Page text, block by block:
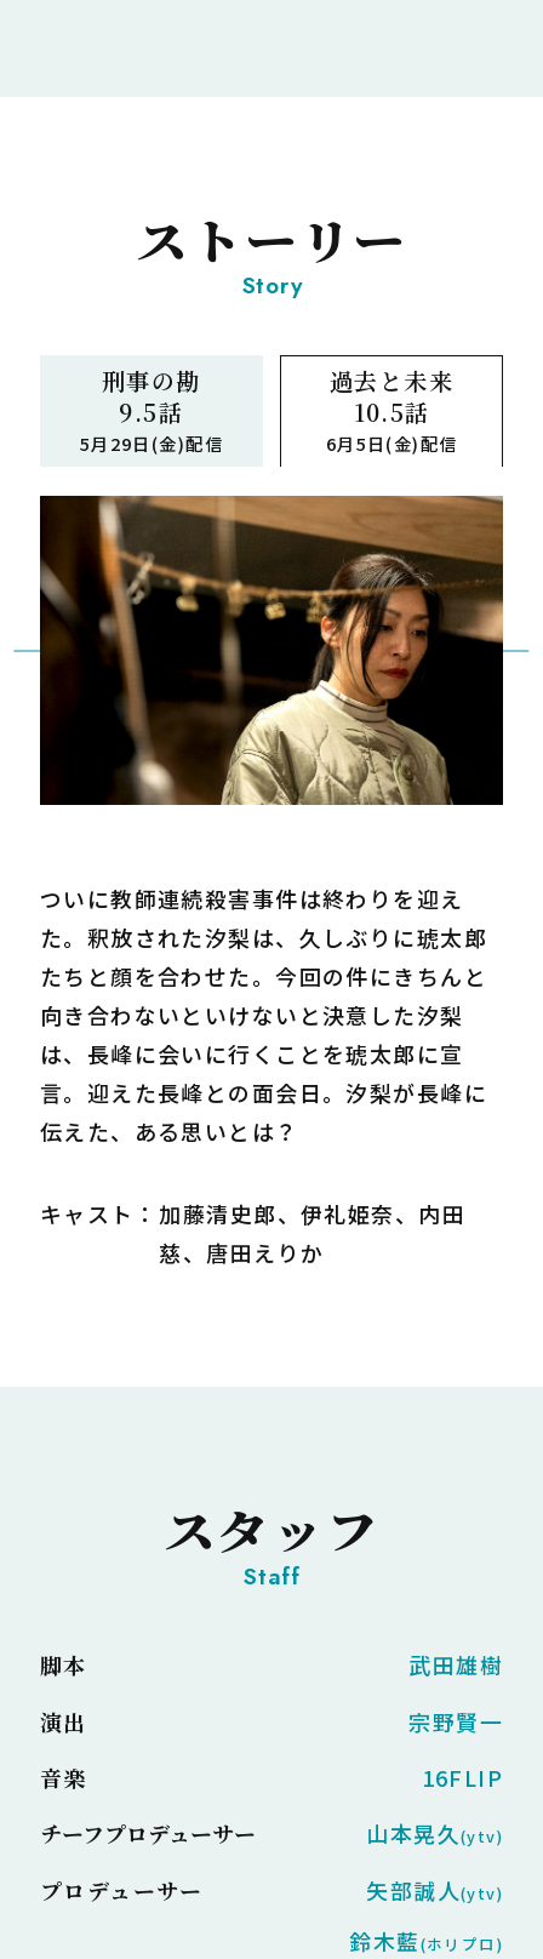
ストーリー
Story
刑事の勘
9.5話
5月29日(金)配信
過去と未来
10.5話
6月5日(金)配信
ついに教師連続殺害事件は終わりを迎え
た。釈放された汐梨は、久しぶりに琥太郎
たちと顔を合わせた。今回の件にきちんと
向き合わないといけないと決意した汐梨
は、長峰に会いに行くことを琥太郎に宣
言。迎えた長峰との面会日。汐梨が長峰に
伝えた、ある思いとは？
キャスト： 加藤清史郎、伊礼姫奈、内田
慈、唐田えりか
スタッフ
Staff
脚本
武田雄樹
演出
宗野賢一
音楽
16FLIP
チーフプロデューサー
山本晃久(ytv)
プロデューサー 矢部誠人(ytv)
鈴木藍(ホリプロ)